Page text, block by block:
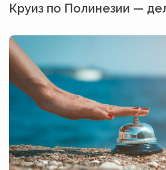
Круиз по Полинезии —